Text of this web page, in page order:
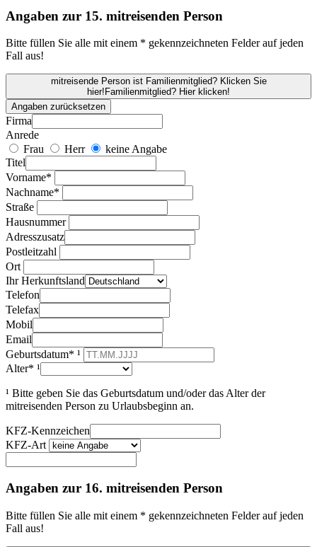
Angaben zur 15. mitreisenden Person
Bitte füllen Sie alle mit einem * gekennzeichneten Felder auf jeden
Fall aus!
mitreisende Person ist Familienmitglied? Klicken Sie
hier! Familienmitglied? Hier klicken!
Angaben zurücksetzen
Firma
Anrede
Frau
Herr
keine Angabe
Titel
Vorname*
Nachname*
Straße
Hausnummer
Adresszusatz
Postleitzahl
Ort
Ihr Herkunftsland
Telefon
Telefax
Mobil
Email
Geburtsdatum* ¹
Alter* ¹
¹ Bitte geben Sie das Geburtsdatum und/oder das Alter der
mitreisenden Person zu Urlaubsbeginn an.
KFZ-Kennzeichen
KFZ-Art
Angaben zur 16. mitreisenden Person
Bitte füllen Sie alle mit einem * gekennzeichneten Felder auf jeden
Fall aus!